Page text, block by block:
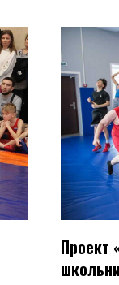
Проект